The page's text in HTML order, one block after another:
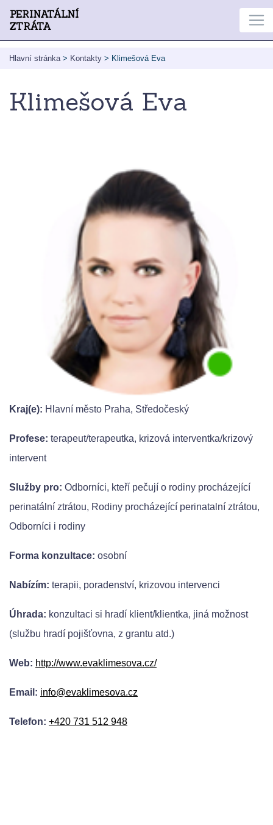
PERINATÁLNÍ
ZTRÁTA
Hlavní stránka> Kontakty > Klimešová Eva
Klimešová Eva
Kraj(e): Hlavní město Praha, Středočeský
Profese: terapeut/terapeutka, krizová interventka/krizový
intervent
Služby pro: Odborníci, kteří pečují o rodiny procházející
perinatální ztrátou, Rodiny procházející perinatalní ztrátou,
Odborníci i rodiny
Forma konzultace: osobní
Nabízím: terapii, poradenství, krizovou intervenci
Úhrada: konzultaci si hradí klient/klientka, jiná možnost
(službu hradí pojišťovna, z grantu atd.)
Web: http://www.evaklimesova.cz/
Email: info@evaklimesova.cz
Telefon: +420 731 512 948